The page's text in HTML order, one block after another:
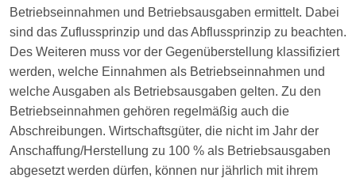
Betriebseinnahmen und Betriebsausgaben ermittelt. Dabei
sind das Zuflussprinzip und das Abflussprinzip zu beachten.
Des Weiteren muss vor der Gegenüberstellung klassifiziert
werden, welche Einnahmen als Betriebseinnahmen und
welche Ausgaben als Betriebsausgaben gelten. Zu den
Betriebseinnahmen gehören regelmäßig auch die
Abschreibungen. Wirtschaftsgüter, die nicht im Jahr der
Anschaffung/Herstellung zu 100 % als Betriebsausgaben
abgesetzt werden dürfen, können nur jährlich mit ihrem